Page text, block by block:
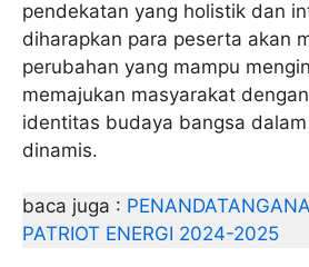
pendekatan yang holistik dan
diharapkan para peserta akan
perubahan yang mampu
memajukan masyarakat
identitas budaya bangsa
dinamis.
baca juga :
PATRIOT ENERGI 2024-2025